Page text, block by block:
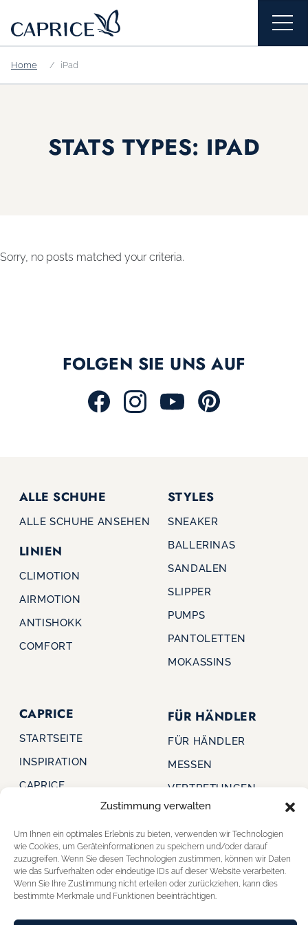
Zustimmung verwalten
Um Ihnen ein optimales Erlebnis zu bieten, verwenden wir Technologien
wie Cookies, um Geräteinformationen zu speichern und/oder darauf
zuzugreifen. Wenn Sie diesen Technologien zustimmen, können wir Daten
wie das Surfverhalten oder eindeutige IDs auf dieser Website verarbeiten.
Wenn Sie Ihre Zustimmung nicht erteilen oder zurückziehen, kann dies
bestimmte Merkmale und Funktionen beeinträchtigen.
Home iPad
STATS TYPES: IPAD
Sorry, no posts matched your criteria.
FOLGEN SIE UNS AUF
ALLE SCHUHE
ALLE SCHUHE ANSEHEN
LINIEN
CLIMOTION
AIRMOTION
ANTISHOKK
COMFORT
STYLES
SNEAKER
BALLERINAS
SANDALEN
SLIPPER
PUMPS
PANTOLETTEN
MOKASSINS
CAPRICE
STARTSEITE
INSPIRATION
CAPRICE
CAPRICE CARES
JOBS & KARRIERE
FÜR HÄNDLER
FÜR HÄNDLER
MESSEN
VERTRETUNGEN
KONTAKT
SHOE OUTLET
STOREFINDER